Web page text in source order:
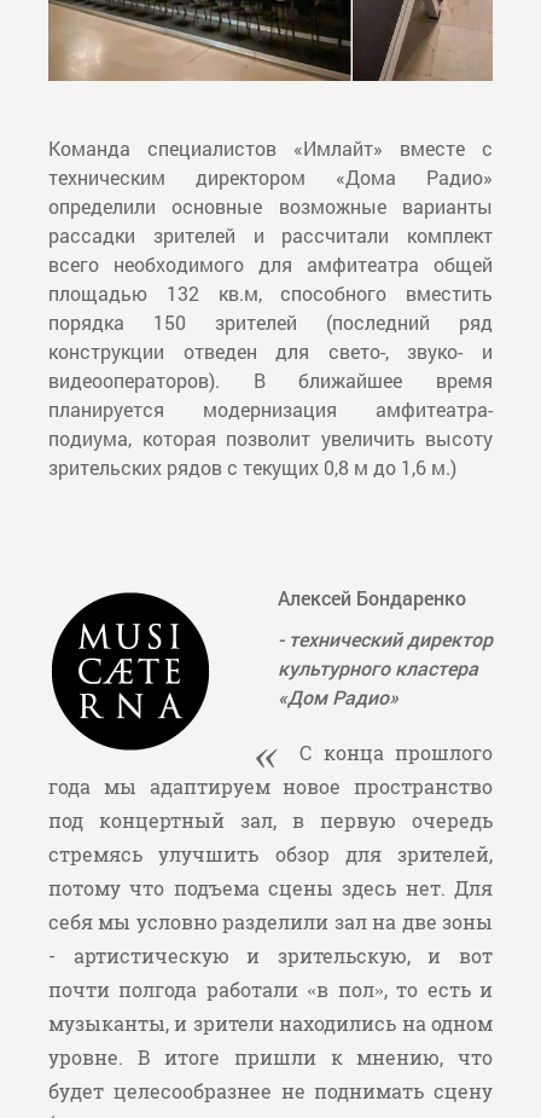
Команда специалистов «Имлайт» вместе с
техническим директором «Дома Радио»
определили основные возможные варианты
рассадки зрителей и рассчитали комплект
всего необходимого для амфитеатра общей
площадью 132 кв.м, способного вместить
порядка 150 зрителей (последний ряд
конструкции отведен для свето-, звуко- и
видеооператоров). В ближайшее время
планируется модернизация амфитеатра-
подиума, которая позволит увеличить высоту
зрительских рядов с текущих 0,8 м до 1,6 м.)
Алексей Бондаренко
- технический директор
культурного кластера
«Дом Радио»
С конца прошлого
года мы адаптируем новое пространство
под концертный зал, в первую очередь
стремясь улучшить обзор для зрителей,
потому что подъема сцены здесь нет. Для
себя мы условно разделили зал на две зоны
- артистическую и зрительскую, и вот
почти полгода работали «в пол», то есть и
музыканты, и зрители находились на одном
уровне. В итоге пришли к мнению, что
будет целесообразнее не поднимать сцену